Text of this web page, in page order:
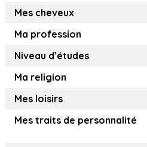
Mes cheveux
Ma profession
Niveau d’études
Ma religion
Mes loisirs
Mes traits de personnalité